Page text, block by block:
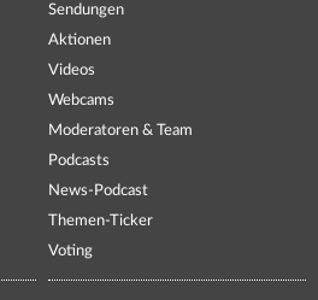
Sendungen
Aktionen
Videos
Webcams
Moderatoren & Team
Podcasts
News-Podcast
Themen-Ticker
Voting